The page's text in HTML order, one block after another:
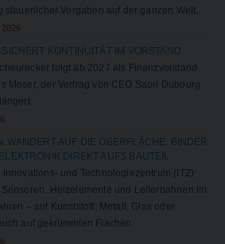
steuerlicher Vorgaben auf der ganzen Welt.
KONTINUITÄT IM VORSTAND
folgt ab 2027 als Finanzvorstand
Moser, der Vertrag von CEO Saori Dubourg
WANDERT AUF DIE OBERFLÄCHE: BINDER
DIREKT AUFS BAUTEIL
Innovations- und Technologiezentrum (ITZ)
Heizelemente und Leiterbahnen im
– auf Kunststoff, Metall, Glas oder
auf gekrümmten Flächen.